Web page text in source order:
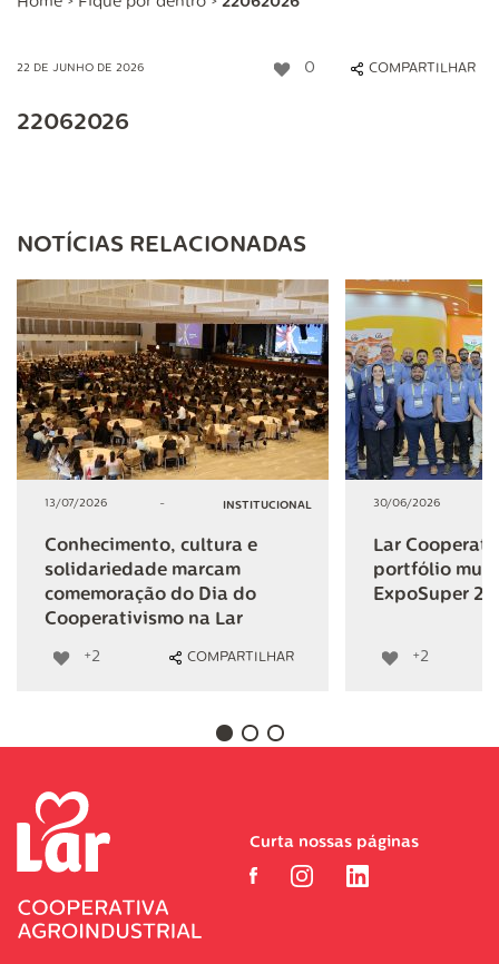
22 DE JUNHO DE 2026 0 COMPARTILHAR
22062026
NOTÍCIAS RELACIONADAS
13/07/2026 - INSTITUCIONAL
Conhecimento, cultura e
solidariedade marcam
comemoração do Dia do
Cooperativismo na Lar
+2 COMPARTILHAR
30/06/2026
Lar
portfólio
ExpoSuper
+2
Curta nossas páginas